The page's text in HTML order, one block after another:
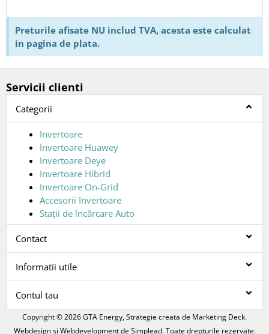
Preturile afisate NU includ TVA, acesta este calculat
in pagina de plata.
Servicii clienti
Categorii
Invertoare
Invertoare Huawey
Invertoare Deye
Invertoare Hibrid
Invertoare On-Grid
Accesorii Invertoare
Stații de încărcare Auto
Contact
Informatii utile
Contul tau
Copyright © 2026 GTA Energy, Strategie creata de Marketing Deck.
Webdesign si Webdevelopment de Simplead. Toate drepturile rezervate.